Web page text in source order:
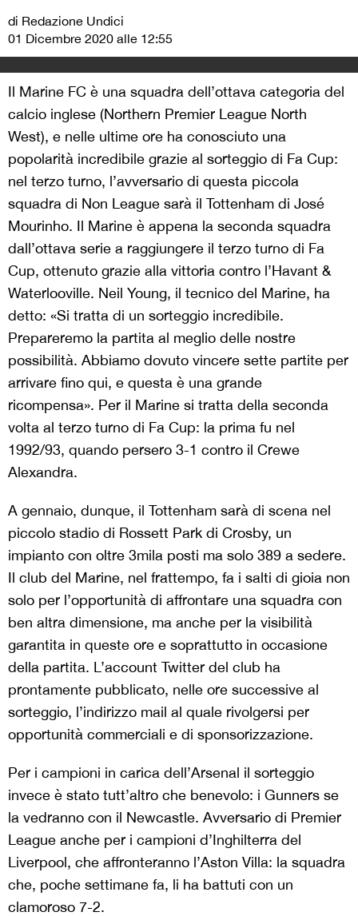
di Redazione Undici
01 Dicembre 2020 alle 12:55
Il Marine FC è una squadra dell’ottava categoria del
calcio inglese (Northern Premier League North
West), e nelle ultime ore ha conosciuto una
popolarità incredibile grazie al sorteggio di Fa Cup:
nel terzo turno, l’avversario di questa piccola
squadra di Non League sarà il Tottenham di José
Mourinho. Il Marine è appena la seconda squadra
dall’ottava serie a raggiungere il terzo turno di Fa
Cup, ottenuto grazie alla vittoria contro l’Havant &
Waterlooville. Neil Young, il tecnico del Marine, ha
detto: «Si tratta di un sorteggio incredibile.
Prepareremo la partita al meglio delle nostre
possibilità. Abbiamo dovuto vincere sette partite per
arrivare fino qui, e questa è una grande
ricompensa». Per il Marine si tratta della seconda
volta al terzo turno di Fa Cup: la prima fu nel
1992/93, quando persero 3-1 contro il Crewe
Alexandra.
A gennaio, dunque, il Tottenham sarà di scena nel
piccolo stadio di Rossett Park di Crosby, un
impianto con oltre 3mila posti ma solo 389 a sedere.
Il club del Marine, nel frattempo, fa i salti di gioia non
solo per l’opportunità di affrontare una squadra con
ben altra dimensione, ma anche per la visibilità
garantita in queste ore e soprattutto in occasione
della partita. L’account Twitter del club ha
prontamente pubblicato, nelle ore successive al
sorteggio, l’indirizzo mail al quale rivolgersi per
opportunità commerciali e di sponsorizzazione.
Per i campioni in carica dell’Arsenal il sorteggio
invece è stato tutt’altro che benevolo: i Gunners se
la vedranno con il Newcastle. Avversario di Premier
League anche per i campioni d’Inghilterra del
Liverpool, che affronteranno l’Aston Villa: la squadra
che, poche settimane fa, li ha battuti con un
clamoroso 7-2.